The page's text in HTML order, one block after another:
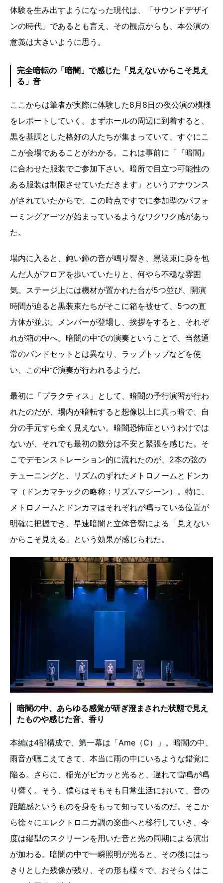
体験を生み出すようになった現代は、「サウンドデザイ
ンの時代」であるとも言え、その観点からも、本公演の
意義は大きいように思う。
完全暗転の「暗闇」で感じた「見えないからこそ見え
る」音
ここからは筆者が実際に体験した8月8日の夜公演の模様
をレポートしていく。まずホールの周辺に到着すると、
黒を基調とした格好の人たちが集まっていて、すぐにこ
こが会場であることがわかる。これは事前に「『暗闇』
に合わせた服装でご参加下さい。暗所で目立つ可能性の
ある服装は制限させていただきます」というアナウンス
がされていたからで、この時点ですでに参加型のパフォ
ーミングアーツが始まっているようなワクワク感があっ
た。
場内に入ると、鈍い鐘の音が鳴り響き、黒装束に身を包
んだ人がフロアを歩いていたりと、何やら不穏な雰囲
気。ステージ上には機材が置かれた台が5つ並び、開演
時間が迫ると黒装束たちがそこに箱を被せて、5つの直
方体が並ぶ。メンバーが登場し、挨拶をすると、それぞ
れが箱の中へ。暗闇の中での演奏ということで、当然通
常のバンドセットとは異なり、ラップトップなどを使
い、この中で演奏が行われるようだ。
最初に「プラクティス」として、暗闇の予行演習が行わ
れたのだが、場内が暗転すると想像以上に真っ暗で、自
分の手元すら全く見えない。暗闇恐怖症というわけでは
ないが、それでも最初の数分は不安と緊張を感じた。そ
こでデモンストレーション的に流れたのが、2本の弦の
チューニングと、リズムのずれたメトロノームとドンカ
マ（ドンカマチックの略称：リズムマシーン）。特に、
メトロノームとドンカマはそれぞれが鳴っている位置が
明確に把握でき、早速暗闇と立体音響による「見えない
からこそ見える」という効果が感じられた。
暗闇の中、あらゆる感覚が研ぎ澄まされた状態で見え
たものや感じた音、香り
本編は4部構成で、第一幕は「Ame（C）」。暗闇の中、
雨音が聴こえてきて、本当に雨の中にいるような錯覚に
陥る。さらに、稲光がピカッと光ると、遅れて雷鳴が鳴
り響く。そう、僕らはそもそも日常生活において、音の
距離感というものを身をもって知っているのだ。そこか
ら徐々にエレクトロニカ調の楽曲へと移行していき、今
度は縦型のスクリーンを用いた音と光の同期による演出
が加わる。暗闇の中で一瞬照明が光ると、その後にはっ
きりとした残像が残り、その形も様々で、おそらくはこ